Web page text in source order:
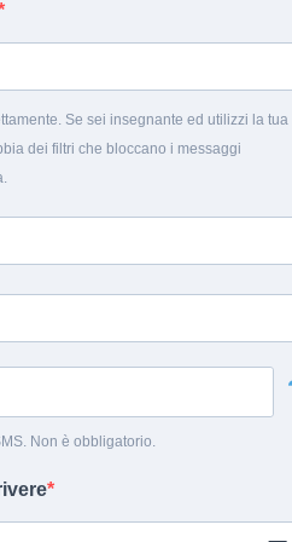
Se sei insegnante ed utilizzi la tua
dei filtri che bloccano i messaggi
Non è obbligatorio.